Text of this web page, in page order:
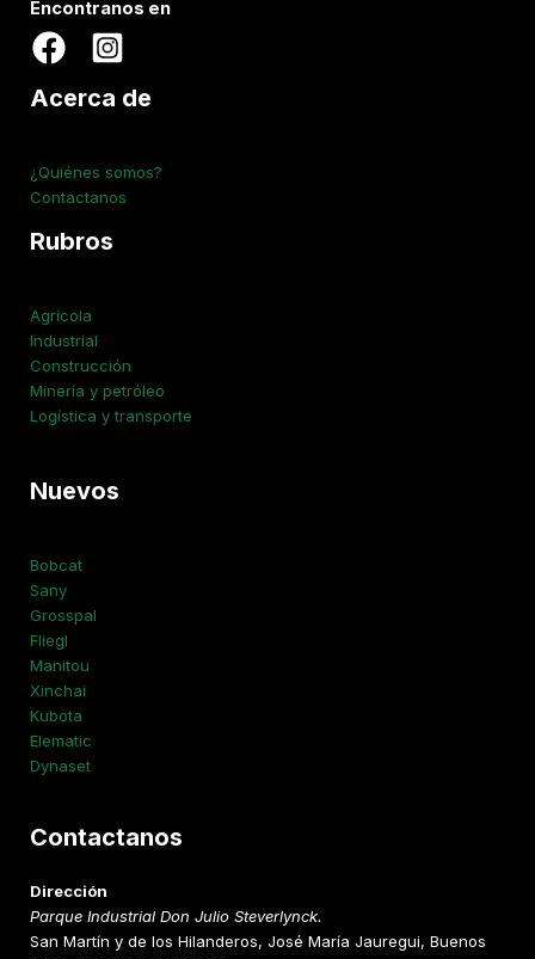
Encontranos en
Acerca de
¿Quiénes somos?
Contactanos
Rubros
Agrícola
Industrial
Construcción
Minería y petróleo
Logística y transporte
Nuevos
Bobcat
Sany
Grosspal
Fliegl
Manitou
Xinchai
Kubota
Elematic
Dynaset
Contactanos
Dirección
Parque Industrial Don Julio Steverlynck.
San Martín y de los Hilanderos, José María Jauregui, Buenos